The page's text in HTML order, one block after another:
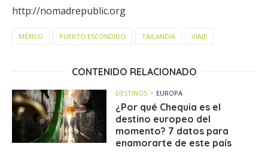
http://nomadrepublic.org
MÉXICO PUERTO ESCONDIDO TAILANDIA VIAJE
CONTENIDO RELACIONADO
DESTINOS EUROPA
¿Por qué Chequia es el
destino europeo del
momento? 7 datos para
enamorarte de este país